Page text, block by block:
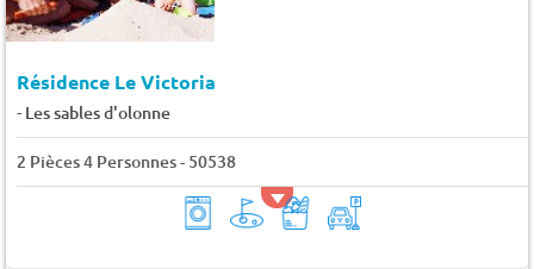
Résidence Le Victoria
- Les sables d'olonne
2 Pièces 4 Personnes - 50538